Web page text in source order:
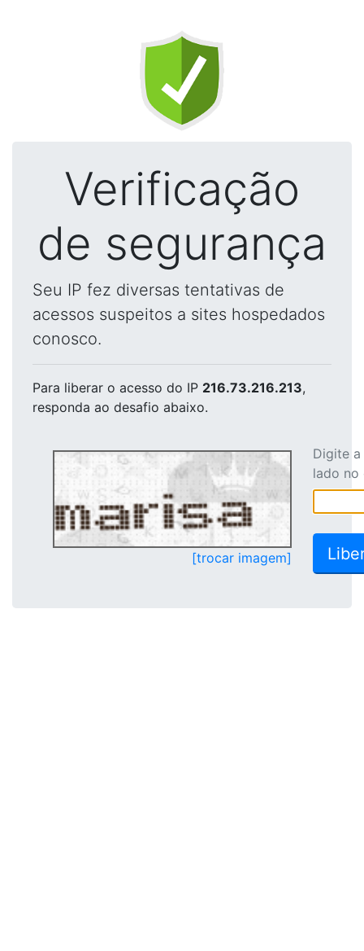
Verificação
de segurança
Seu IP fez diversas tentativas de
acessos suspeitos a sites hospedados
conosco.
Para liberar o acesso do IP 216.73.216.213,
responda ao desafio abaixo.
[trocar imagem]
Digite
lado no